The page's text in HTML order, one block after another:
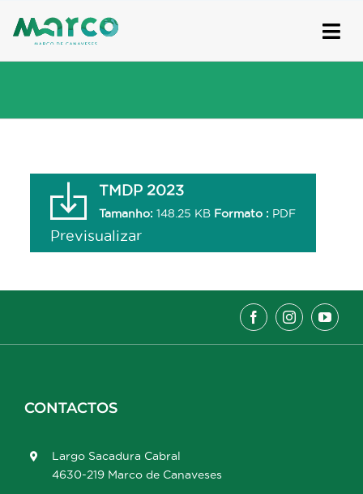
to
TMDP 2023
Tamanho: 148.25 KB Formato : PDF
Previsualizar
CONTACTOS
Largo Sacadura Cabral
4630-219 Marco de Canaveses